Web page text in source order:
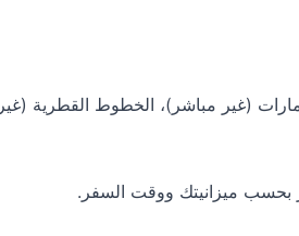
(غير مباشر)، الخطوط القطرية
بحسب ميزانيتك ووقت السفر.